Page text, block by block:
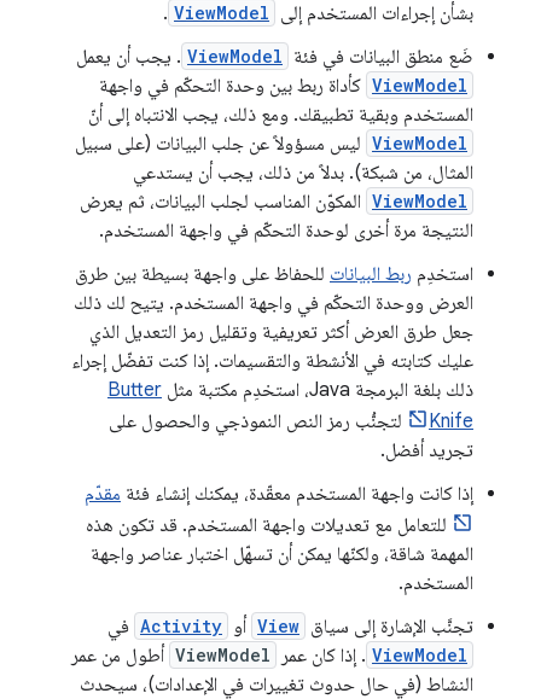
بشأن إجراءات المستخدم إلى ViewModel
.
ضَع منطق البيانات في فئة ViewModel . يجب أن يعمل
ViewModel كأداة ربط بين وحدة التحكّم في واجهة
المستخدم وبقية تطبيقك. ومع ذلك، يجب الانتباه إلى أنّ
ViewModel ليس مسؤولاً عن جلب البيانات (على سبيل
المثال، من شبكة). بدلاً من ذلك، يجب أن يستدعي
ViewModel المكوّن المناسب لجلب البيانات، ثم يعرض
النتيجة مرة أخرى لوحدة التحكّم في واجهة المستخدم.
استخدِم ربط البيانات للحفاظ على واجهة بسيطة بين طرق
العرض ووحدة التحكّم في واجهة المستخدم. يتيح لك ذلك
جعل طرق العرض أكثر تعريفية وتقليل رمز التعديل الذي
عليك كتابته في الأنشطة والتقسيمات. إذا كنت تفضّل إجراء
ذلك بلغة البرمجة Java، استخدِم مكتبة مثل
Butter
Knife
لتجنُّب رمز النص النموذجي والحصول على
تجريد أفضل.
إذا كانت واجهة المستخدم معقّدة، يمكنك إنشاء فئة مقدّم
للتعامل مع تعديلات واجهة المستخدم. قد تكون هذه
المهمة شاقة، ولكنّها يمكن أن تسهّل اختبار عناصر واجهة
المستخدم.
تجنَّب الإشارة إلى سياق View أو Activity في
ViewModel . إذا كان عمر ViewModel أطول من عمر
النشاط (في حال حدوث تغييرات في الإعدادات)، سيحدث